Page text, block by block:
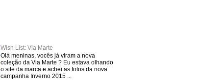
Wish List: Via Marte
Olá meninas, vocês já viram a nova
coleção da Via Marte ? Eu estava olhando
o site da marca e achei as fotos da nova
campanha Inverno 2015 ...